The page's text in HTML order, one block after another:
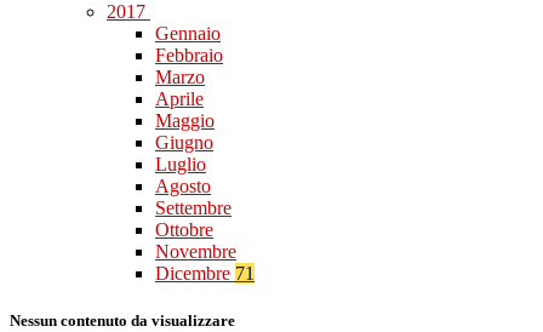
2017
Gennaio
Febbraio
Marzo
Aprile
Maggio
Giugno
Luglio
Agosto
Settembre
Ottobre
Novembre
Dicembre 71
Nessun contenuto da visualizzare